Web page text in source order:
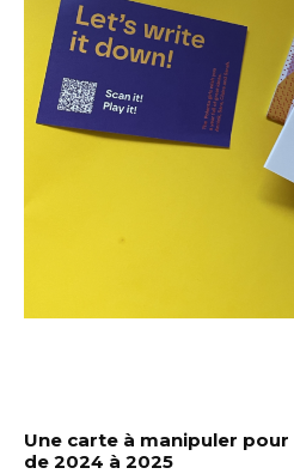
Une carte à manipuler
de 2024 à 2025